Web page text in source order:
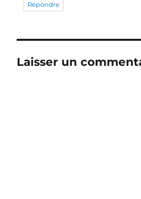
Répondre
Laisser un